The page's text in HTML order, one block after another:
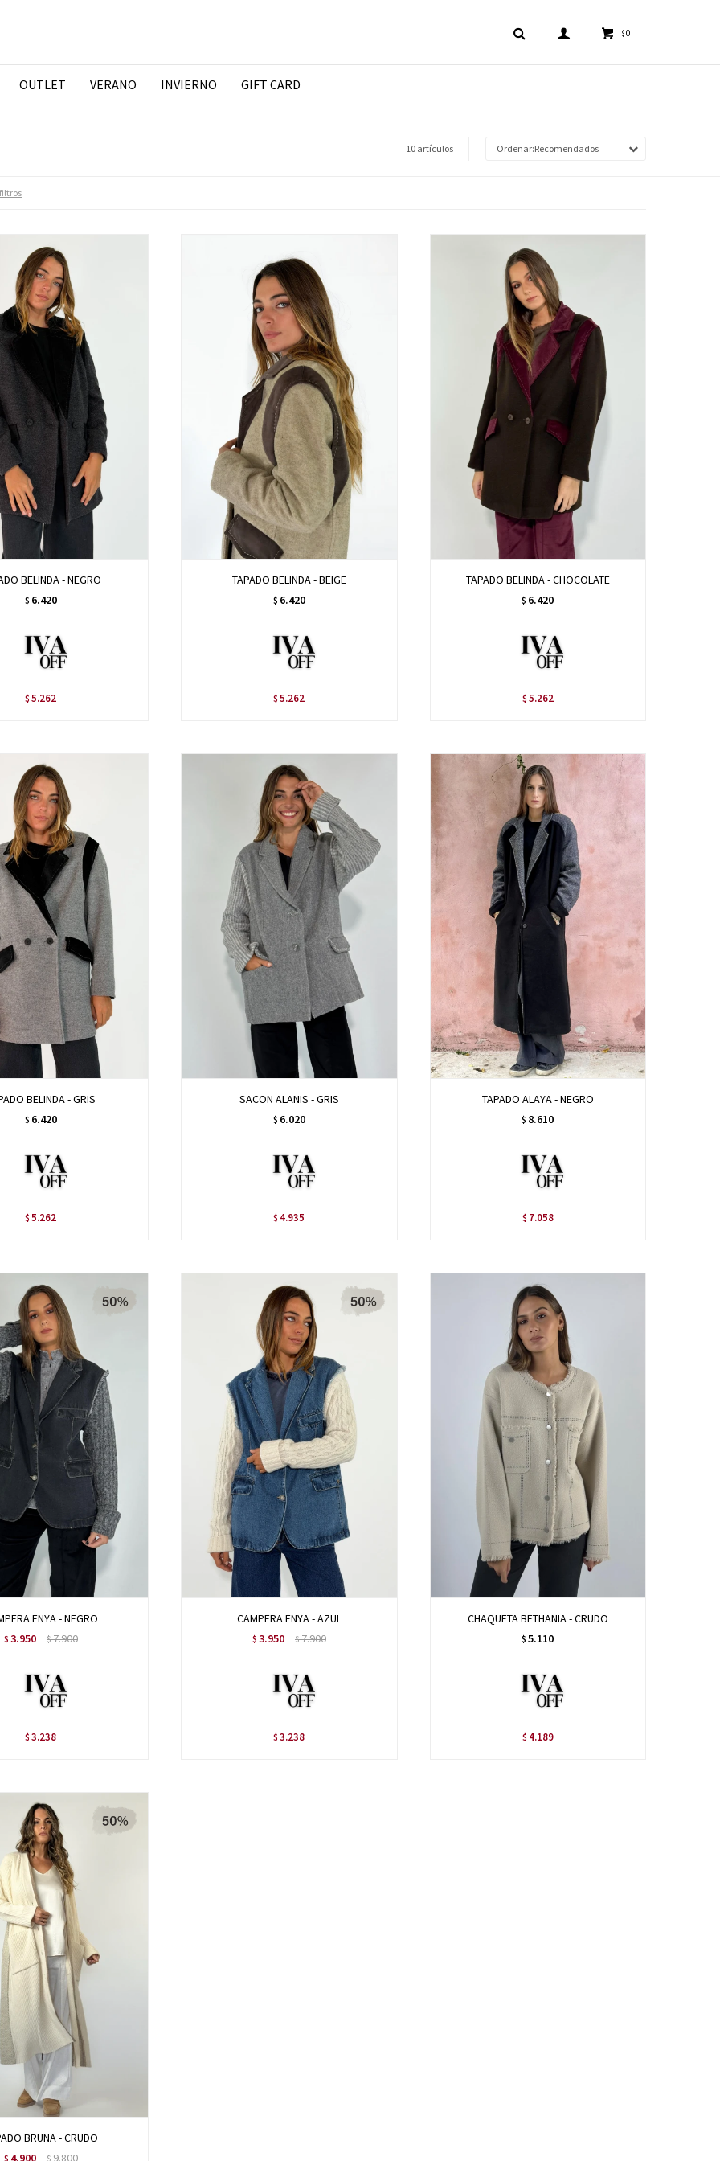
OUTLET VERANO INVIERNO GIFT CARD
$0
10 artículos Recomendados
BELINDA - NEGRO
$ 6.420
$ 5.262
TAPADO BELINDA - BEIGE
$ 6.420
$ 5.262
TAPADO BELINDA - CHOCOLATE
$ 6.420
$ 5.262
BELINDA - GRIS
$ 6.420
$ 5.262
SACON ALANIS - GRIS
$ 6.020
$ 4.935
TAPADO ALAYA - NEGRO
$ 8.610
$ 7.058
ENYA - NEGRO
$ 3.950 $7.900
$ 3.238
CAMPERA ENYA - AZUL
$ 3.950 $7.900
$ 3.238
CHAQUETA BETHANIA - CRUDO
$ 5.110
$ 4.189
BRUNA - CRUDO
$ 4.900 $9.800